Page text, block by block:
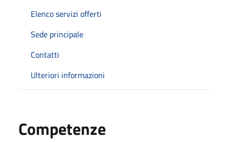
Elenco servizi offerti
Sede principale
Contatti
Ulteriori informazioni
Competenze